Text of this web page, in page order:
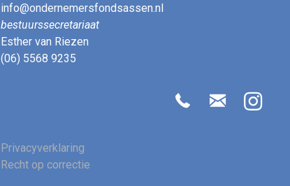
info@ondernemersfondsassen.nl
bestuurssecretariaat
Esther van Riezen
(06) 5568 9235
Privacyverklaring
Recht op correctie